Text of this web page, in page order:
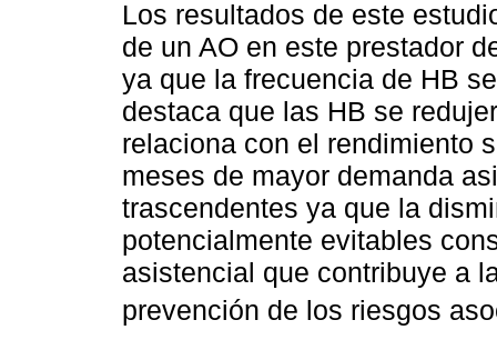
Los resultados de este
de un AO en este prestador
ya que la frecuencia de HB
destaca que las HB se
relaciona con el rendimiento
meses de mayor demanda
trascendentes ya que la
potencialmente evitables
asistencial que contribuye a
prevención de los riesgos